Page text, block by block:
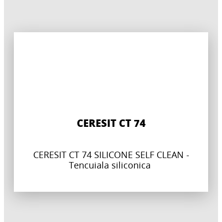
CERESIT CT 74
CERESIT CT 74 SILICONE SELF CLEAN -
Tencuiala siliconica